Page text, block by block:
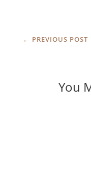
← PREVIOUS POST
You